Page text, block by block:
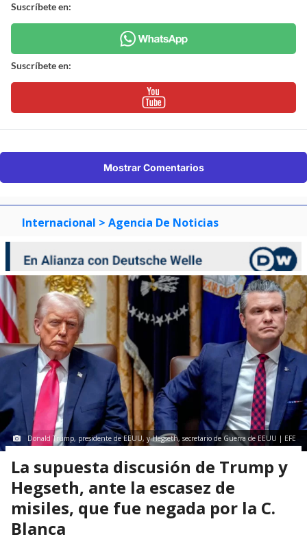
Suscríbete en:
Suscríbete en:
Mostrar Comentarios
Internacional > Agencia De Noticias
Donald Trump, presidente de EEUU, y Hegseth, secretario de Guerra de EEUU | EFE
La supuesta discusión de Trump y
Hegseth, ante la escasez de
misiles, que fue negada por la C.
Blanca